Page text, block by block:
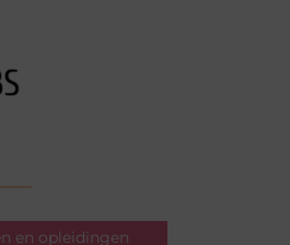
en opleidingen